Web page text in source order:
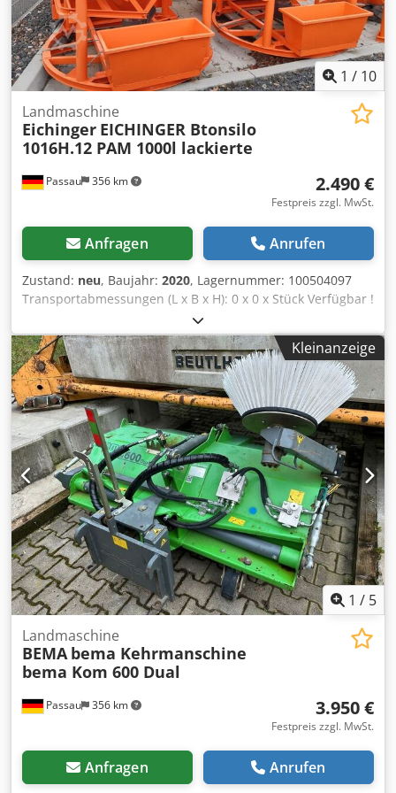
1 / 10
Passau 356 km
Landmaschine
Eichinger EICHINGER Btonsilo
1016H.12 PAM 1000l lackierte
2.490 €
Festpreis zzgl. MwSt.
Anfragen Anrufen
Zustand: neu, Baujahr: 2020, Lagernummer: 100504097
Transportabmessungen (L x B x H): 0 x 0 x Stück Verfügbar !
FE Betonsilo 1016H.12 PAM 1000l lackiert SerNr.:P002875
EQ:100504098 BJ: 2020 Zylinderisch-konische Form und
geradem Schlauchauslauf, mit Handradbetätigung und
standartmäßig angeschweister Kette Seitlich angebauter
Personenaufnahmekorb mit Gitterrosten als Fußboden
zum Bedienen des Handrades an der Einbaustelle des
Betons Eigengewicht in KG: 610 KG Csdpfx Anozk Acgoueha
Fassungsvermögen in L: 1.000 L Tragfähigkeit in KG: 2.680
KG Min. Tragfähigkeit Hebezeug in KG: 4.905 KG
Gesamtgewicht in KG: 3.290 KG
Kleinanzeige
1 / 5
Passau 356 km
Landmaschine
BEMA bema Kehrmanschine
bema Kom 600 Dual
3.950 €
Festpreis zzgl. MwSt.
Anfragen Anrufen